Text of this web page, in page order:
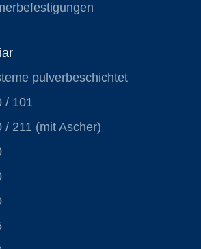
pulverbeschichtet
/ 101
/ 211 (mit Ascher)